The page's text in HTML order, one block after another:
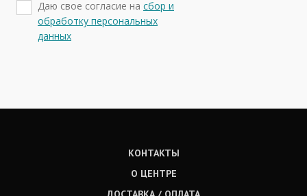
Даю свое согласие на сбор и
обработку персональных
данных
КОНТАКТЫ
О ЦЕНТРЕ